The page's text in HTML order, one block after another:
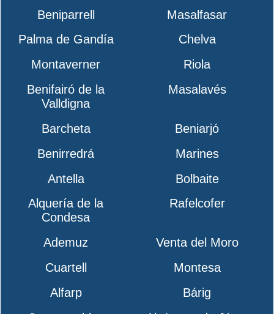
Beniparrell
Masalfasar
Palma de Gandía
Chelva
Montaverner
Riola
Benifairó de la
Valldigna
Masalavés
Barcheta
Beniarjó
Benirredrá
Marines
Antella
Bolbaite
Alquería de la
Condesa
Rafelcofer
Ademuz
Venta del Moro
Cuartell
Montesa
Alfarp
Bárig